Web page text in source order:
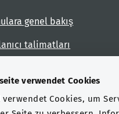
verwendet Cookies
verwendet Cookies, um
genel bakış
talimatları